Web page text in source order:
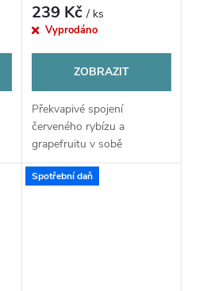
239 Kč/ ks
Vyprodáno
ZOBRAZIT
Překvapivé spojení
červeného rybízu a
grapefruitu v sobě
kombinuje sladké, kyselé i
nahořklé tóny, které
Spotřební daň